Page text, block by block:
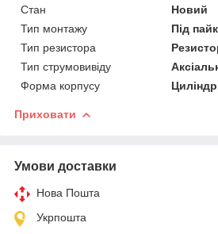
Стан
Новий
Тип монтажу
Під
Тип резистора
Тип струмовивіду
Форма корпусу
Приховати
Умови доставки
Нова Пошта
Укрпошта